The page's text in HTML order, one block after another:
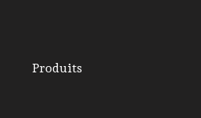
Produits